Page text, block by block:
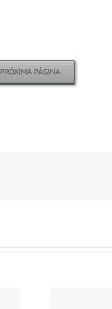
PRÓXIMA PÁGINA